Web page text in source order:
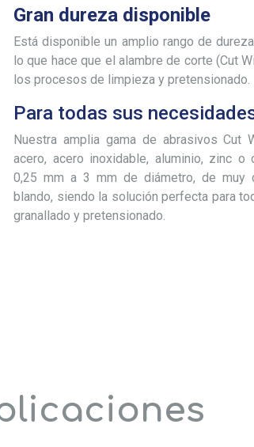
Gran dureza disponible
Está disponible un amplio rango de
lo que hace que el alambre de corte (Cut
los procesos de limpieza y pretensionado.
Para todas sus
Nuestra amplia gama de abrasivos Cut
acero, acero inoxidable, aluminio, zinc o
0,25 mm a 3 mm de diámetro, de muy
blando, siendo la solución perfecta para
granallado y pretensionado.